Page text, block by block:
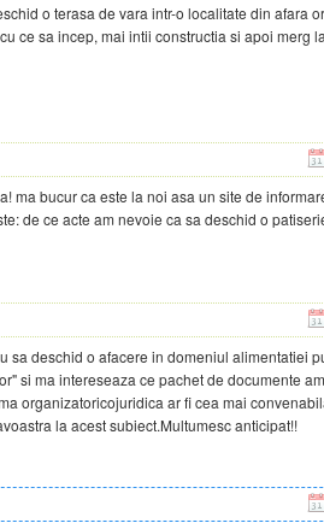
o terasa de vara intr-o localitate din afara
ce sa incep, mai intii constructia si apoi merg
ma bucur ca este la noi asa un site de
de ce acte am nevoie ca sa deschid o
sa deschid o afacere in domeniul alimentatiei
si ma intereseaza ce pachet de documente
organizatoricojuridica ar fi cea mai
la acest subiect.Multumesc anticipat!!